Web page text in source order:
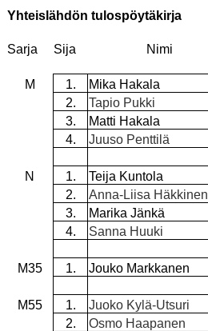
Yhteislähdön tulospöytäkirja
Sarja Sija Nimi
M 1. Mika Hakala
2.
Tapio Pukki
3.
Matti Hakala
4.
Juuso Penttilä
N 1. Teija Kuntola
2.
Anna-Liisa Häkkinen
3.
Marika Jänkä
4.
Sanna Huuki
M35 1. Jouko Markkanen
M55 1. Juoko Kylä-Utsuri
2.
Osmo Haapanen